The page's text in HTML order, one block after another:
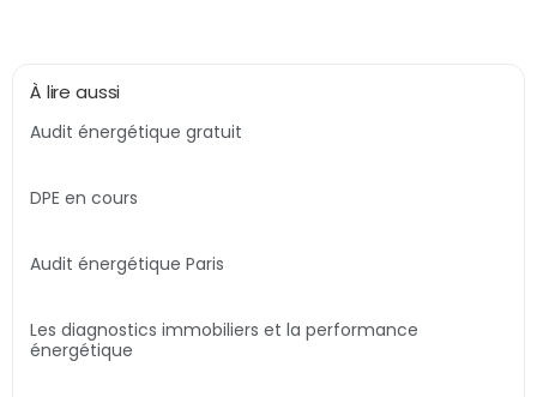
À lire aussi
Audit énergétique gratuit
DPE en cours
Audit énergétique Paris
Les diagnostics immobiliers et la performance
énergétique